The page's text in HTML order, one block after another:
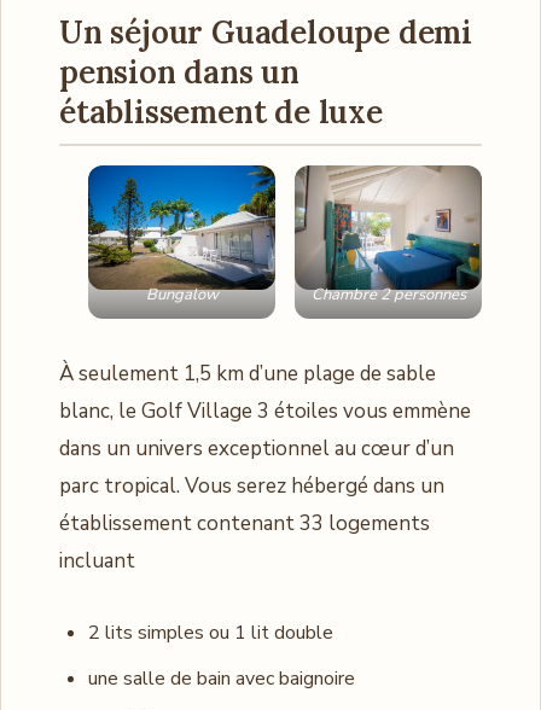
Un séjour Guadeloupe demi
pension dans un
établissement de luxe
Bungalow Chambre 2 personnes
À seulement 1,5 km d’une plage de sable
blanc, le Golf Village 3 étoiles vous emmène
dans un univers exceptionnel au cœur d’un
parc tropical. Vous serez hébergé dans un
établissement contenant 33 logements
incluant
2 lits simples ou 1 lit double
une salle de bain avec baignoire